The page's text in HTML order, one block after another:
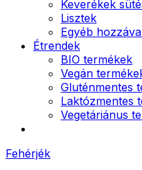
Keverékek
Lisztek
Egyéb
Étrendek
BIO termékek
Vegán
Gluténmentes
Laktózmentes
Vegetáriánus
Fehérjék